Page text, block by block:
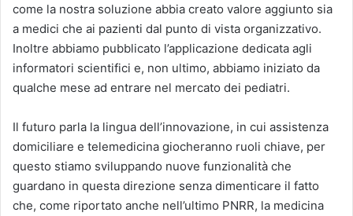
come la nostra soluzione abbia creato valore aggiunto sia
a medici che ai pazienti dal punto di vista organizzativo.
Inoltre abbiamo pubblicato l’applicazione dedicata agli
informatori scientifici e, non ultimo, abbiamo iniziato da
qualche mese ad entrare nel mercato dei pediatri.
Il futuro parla la lingua dell’innovazione, in cui assistenza
domiciliare e telemedicina giocheranno ruoli chiave, per
questo stiamo sviluppando nuove funzionalità che
guardano in questa direzione senza dimenticare il fatto
che, come riportato anche nell’ultimo PNRR, la medicina